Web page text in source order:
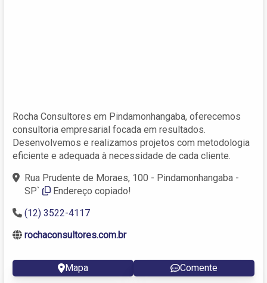
Rocha Consultores em Pindamonhangaba, oferecemos
consultoria empresarial focada em resultados.
Desenvolvemos e realizamos projetos com metodologia
eficiente e adequada à necessidade de cada cliente.
Rua Prudente de Moraes, 100 - Pindamonhangaba -
SP`
Endereço copiado!
(12) 3522-4117
rochaconsultores.com.br
Mapa Comente